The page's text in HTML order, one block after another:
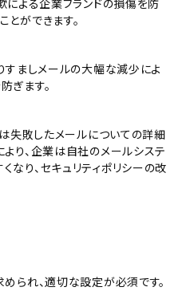
による企業ブランドの損傷を防
とができます。
すましメールの大幅な減少によ
ぎます。
失敗したメールについての詳細
より、企業は自社のメールシステ
なり、セキュリティポリシーの改
られ、適切な設定が必須です。